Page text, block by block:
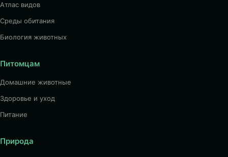
Атлас видов
Среды обитания
Биология животных
Питомцам
Домашние животные
Здоровье и уход
Питание
Природа